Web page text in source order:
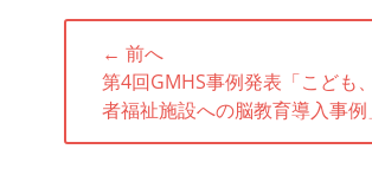
投
ゲ
← 前へ
前
の
投
第4回GMHS事例発表「こども
者福祉施設への脳教育導入事例